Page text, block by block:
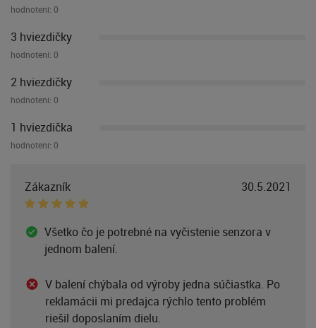
hodnotení: 0
3 hviezdičky
hodnotení: 0
2 hviezdičky
hodnotení: 0
1 hviezdička
hodnotení: 0
Zákazník 30.5.2021
Všetko čo je potrebné na vyčistenie senzora v
jednom balení.
V balení chýbala od výroby jedna súčiastka. Po
reklamácii mi predajca rýchlo tento problém
riešil doposlaním dielu.